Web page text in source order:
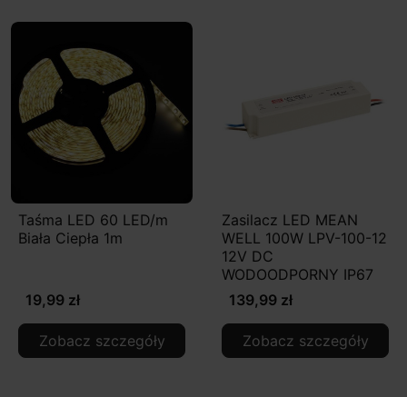
Taśma LED 60 LED/m
Biała Ciepła 1m
19,99 zł
Zobacz szczegóły
Zasilacz LED MEAN
WELL 100W LPV-100-12
12V DC
WODOODPORNY IP67
139,99 zł
Zobacz szczegóły